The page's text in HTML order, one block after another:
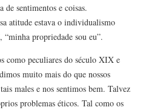
de sentimentos e coisas.
atitude estava o individualismo
“minha propriedade sou eu”.
como peculiares do século XIX e
muito mais do que nossos
males e nos sentimos bem. Talvez
problemas éticos. Tal como os